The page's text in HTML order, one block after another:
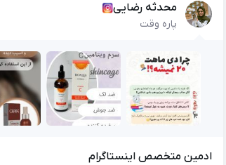
محدثه رضایی
پاره وقت
ادمین متخصص اینستاگرام
ورود به حساب کاربری
بعد از ثبت شماره کد برای شما پیامک خواهد شد